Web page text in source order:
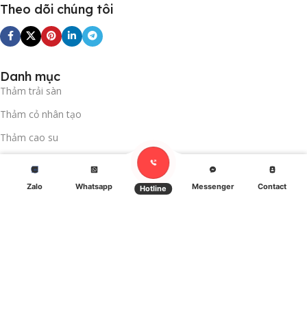
Theo dõi chúng tôi
Danh mục
Thảm trải sàn
Thảm cỏ nhân tạo
Thảm cao su
Sàn vinyl kháng khuẩn
Cart
Zalo Whatsapp Hotline Messenger Contact